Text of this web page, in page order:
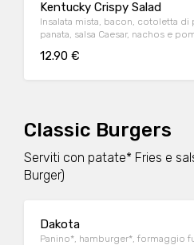
Kentucky Crispy Salad
Insalata mista, bacon, cotoletta di
panata, salsa Caesar, nachos e
12.90 €
Classic Burgers
Serviti con patate* Fries e
Burger)
Dakota
Panino*, hamburger*, formaggio